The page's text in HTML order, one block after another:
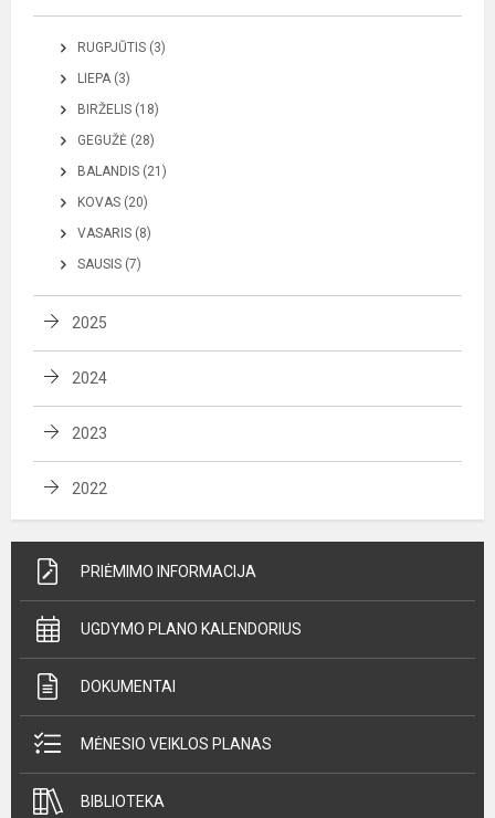
RUGPJŪTIS (3)
LIEPA (3)
BIRŽELIS (18)
GEGUŽĖ (28)
BALANDIS (21)
KOVAS (20)
VASARIS (8)
SAUSIS (7)
2025
2024
2023
2022
PRIĖMIMO INFORMACIJA
UGDYMO PLANO KALENDORIUS
DOKUMENTAI
MĖNESIO VEIKLOS PLANAS
BIBLIOTEKA